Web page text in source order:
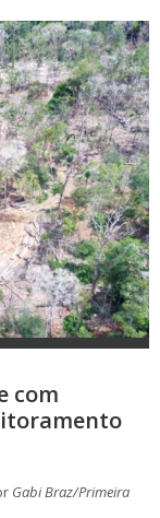
com
Gabi Braz/Primeira